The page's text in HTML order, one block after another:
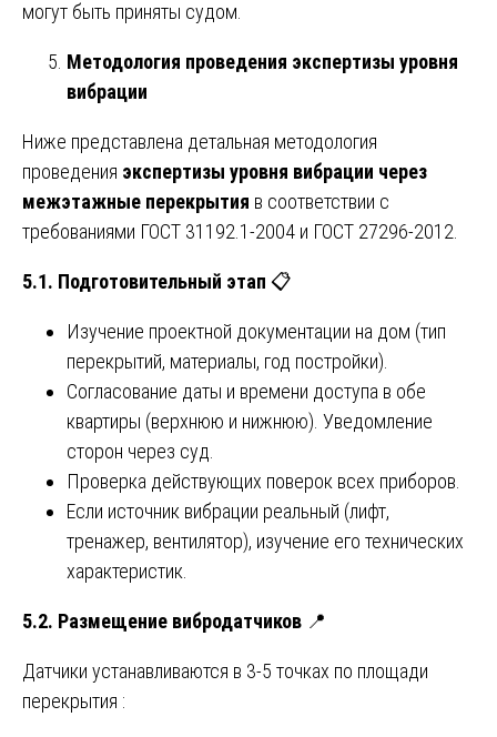
могут быть приняты судом.
Методология проведения экспертизы уровня
вибрации
Ниже представлена детальная методология
проведения экспертизы уровня вибрации через
межэтажные перекрытия в соответствии с
требованиями ГОСТ 31192.1-2004 и ГОСТ 27296-2012.
5.1. Подготовительный этап 📋
Изучение проектной документации на дом (тип
перекрытий, материалы, год постройки).
Согласование даты и времени доступа в обе
квартиры (верхнюю и нижнюю). Уведомление
сторон через суд.
Проверка действующих поверок всех приборов.
Если источник вибрации реальный (лифт,
тренажер, вентилятор), изучение его технических
характеристик.
5.2. Размещение вибродатчиков 📍
Датчики устанавливаются в 3-5 точках по площади
перекрытия :